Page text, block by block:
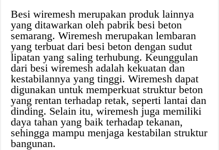
Besi wiremesh merupakan produk lainnya
yang ditawarkan oleh pabrik besi beton
semarang. Wiremesh merupakan lembaran
yang terbuat dari besi beton dengan sudut
lipatan yang saling terhubung. Keunggulan
dari besi wiremesh adalah kekuatan dan
kestabilannya yang tinggi. Wiremesh dapat
digunakan untuk memperkuat struktur beton
yang rentan terhadap retak, seperti lantai dan
dinding. Selain itu, wiremesh juga memiliki
daya tahan yang baik terhadap tekanan,
sehingga mampu menjaga kestabilan struktur
bangunan.